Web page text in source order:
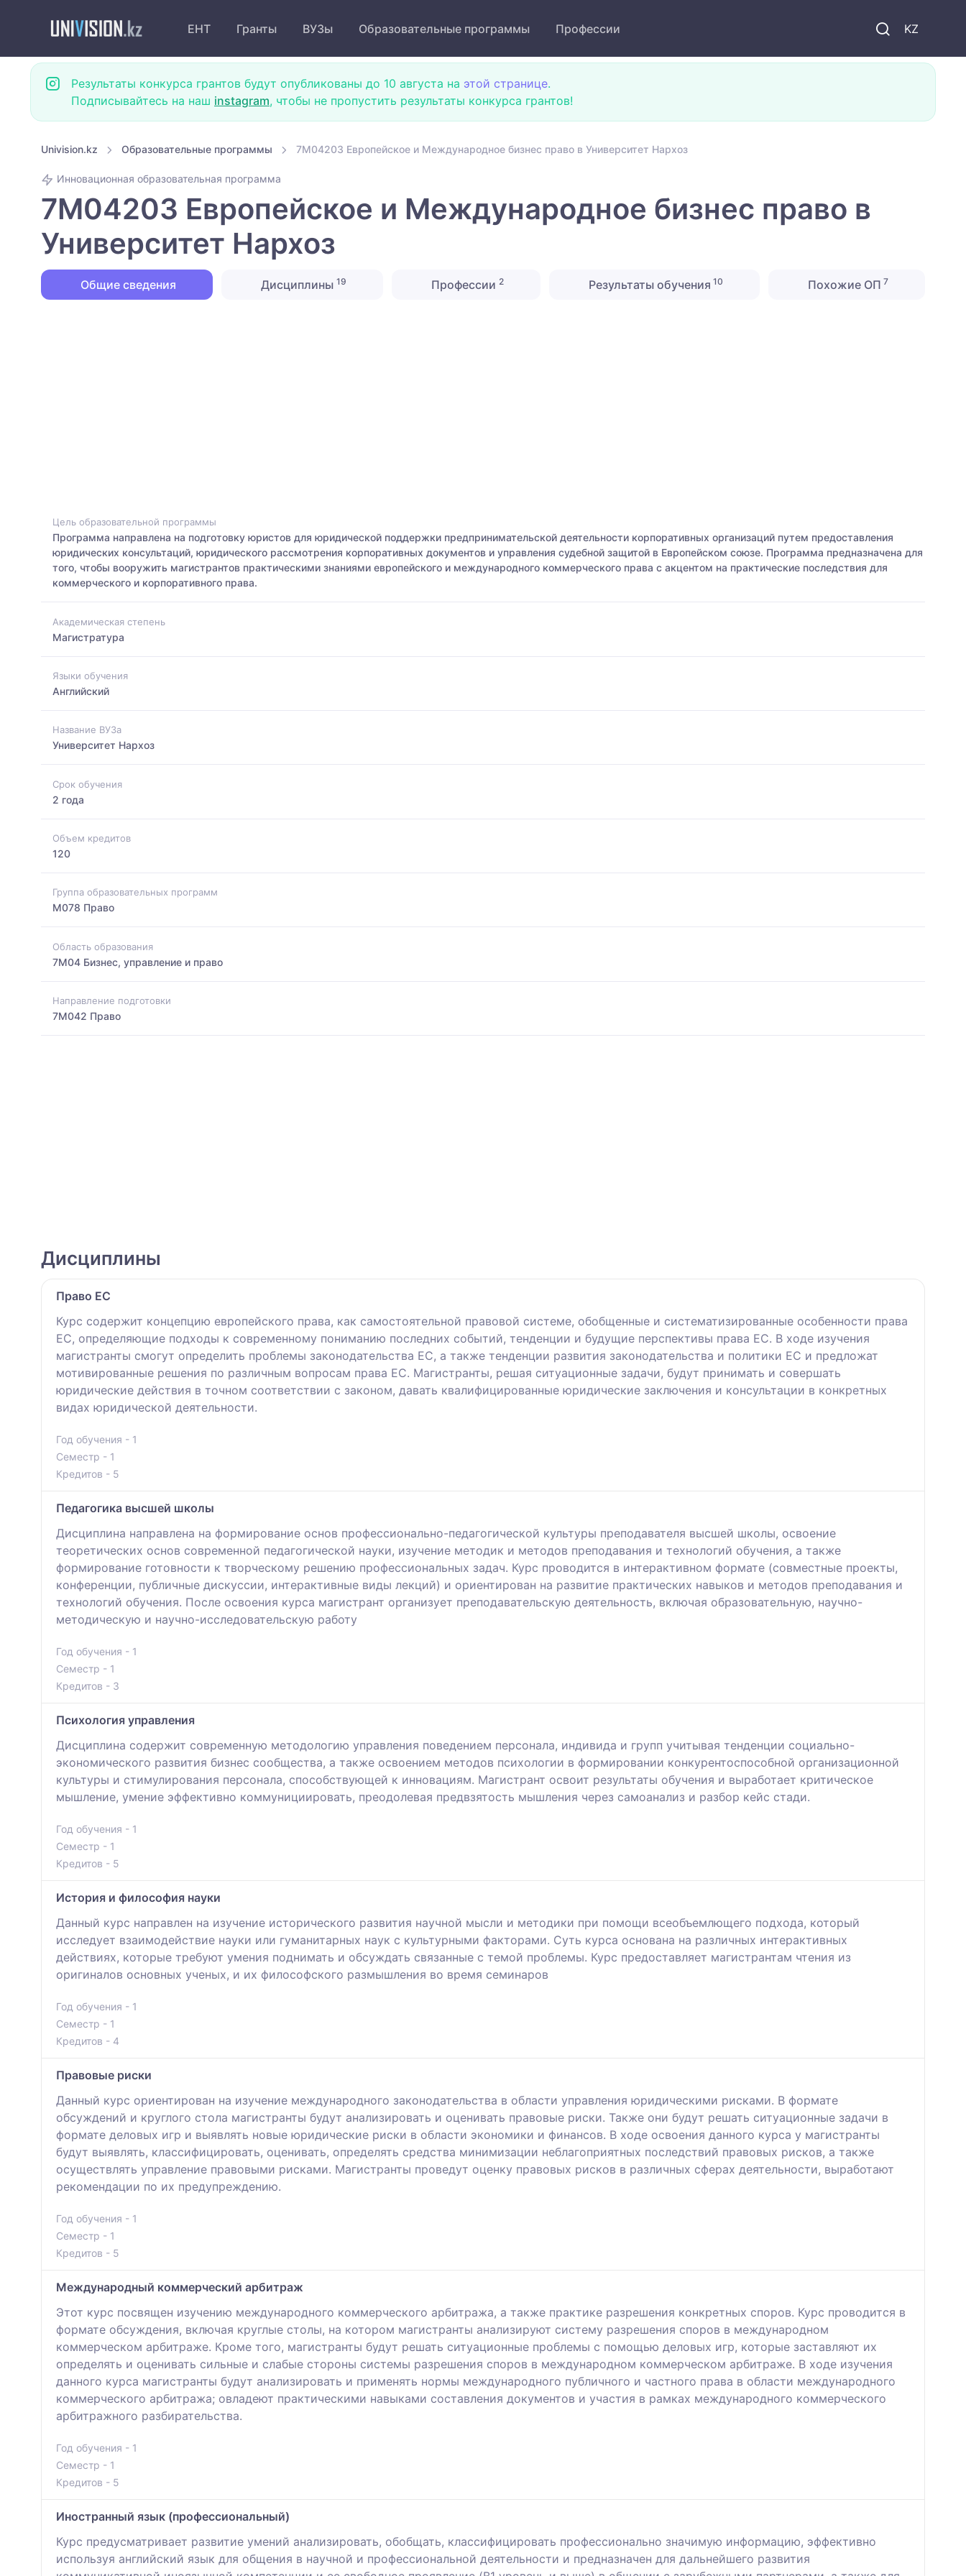
KZ
ЕНТ Гранты ВУЗы Образовательные программы Профессии
Результаты конкурса грантов будут опубликованы до 10 августа на этой странице.
Подписывайтесь на наш instagram, чтобы не пропустить результаты конкурса грантов!
Univision.kz Образовательные программы 7M04203 Европейское и Международное бизнес право в Университет Нархоз
Инновационная образовательная программа
7M04203 Европейское и Международное бизнес право в
Университет Нархоз
Общие сведения Дисциплины 19 Профессии 2 Результаты обучения 10 Похожие ОП 7
Цель образовательной программы
Программа направлена на подготовку юристов для юридической поддержки предпринимательской деятельности корпоративных организаций путем предоставления
юридических консультаций, юридического рассмотрения корпоративных документов и управления судебной защитой в Европейском союзе. Программа предназначена для
того, чтобы вооружить магистрантов практическими знаниями европейского и международного коммерческого права с акцентом на практические последствия для
коммерческого и корпоративного права.
Академическая степень
Магистратура
Языки обучения
Английский
Название ВУЗа
Университет Нархоз
Срок обучения
2 года
Объем кредитов
120
Группа образовательных программ
M078 Право
Область образования
7M04 Бизнес, управление и право
Направление подготовки
7M042 Право
Дисциплины
Право ЕС
Курс содержит концепцию европейского права, как самостоятельной правовой системе, обобщенные и систематизированные особенности права
ЕС, определяющие подходы к современному пониманию последних событий, тенденции и будущие перспективы права ЕС. В ходе изучения
магистранты смогут определить проблемы законодательства ЕС, а также тенденции развития законодательства и политики ЕС и предложат
мотивированные решения по различным вопросам права ЕС. Магистранты, решая ситуационные задачи, будут принимать и совершать
юридические действия в точном соответствии с законом, давать квалифицированные юридические заключения и консультации в конкретных
видах юридической деятельности.
Год обучения - 1
Семестр - 1
Кредитов - 5
Педагогика высшей школы
Дисциплина направлена на формирование основ профессионально-педагогической культуры преподавателя высшей школы, освоение
теоретических основ современной педагогической науки, изучение методик и методов преподавания и технологий обучения, а также
формирование готовности к творческому решению профессиональных задач. Курс проводится в интерактивном формате (совместные проекты,
конференции, публичные дискуссии, интерактивные виды лекций) и ориентирован на развитие практических навыков и методов преподавания и
технологий обучения. После освоения курса магистрант организует преподавательскую деятельность, включая образовательную, научно-
методическую и научно-исследовательскую работу
Год обучения - 1
Семестр - 1
Кредитов - 3
Психология управления
Дисциплина содержит современную методологию управления поведением персонала, индивида и групп учитывая тенденции социально-
экономического развития бизнес сообщества, а также освоением методов психологии в формировании конкурентоспособной организационной
культуры и стимулирования персонала, способствующей к инновациям. Магистрант освоит результаты обучения и выработает критическое
мышление, умение эффективно коммунициировать, преодолевая предвзятость мышления через самоанализ и разбор кейс стади.
Год обучения - 1
Семестр - 1
Кредитов - 5
История и философия науки
Данный курс направлен на изучение исторического развития научной мысли и методики при помощи всеобъемлющего подхода, который
исследует взаимодействие науки или гуманитарных наук с культурными факторами. Суть курса основана на различных интерактивных
действиях, которые требуют умения поднимать и обсуждать связанные с темой проблемы. Курс предоставляет магистрантам чтения из
оригиналов основных ученых, и их философского размышления во время семинаров
Год обучения - 1
Семестр - 1
Кредитов - 4
Правовые риски
Данный курс ориентирован на изучение международного законодательства в области управления юридическими рисками. В формате
обсуждений и круглого стола магистранты будут анализировать и оценивать правовые риски. Также они будут решать ситуационные задачи в
формате деловых игр и выявлять новые юридические риски в области экономики и финансов. В ходе освоения данного курса у магистранты
будут выявлять, классифицировать, оценивать, определять средства минимизации неблагоприятных последствий правовых рисков, а также
осуществлять управление правовыми рисками. Магистранты проведут оценку правовых рисков в различных сферах деятельности, выработают
рекомендации по их предупреждению.
Год обучения - 1
Семестр - 1
Кредитов - 5
Международный коммерческий арбитраж
Этот курс посвящен изучению международного коммерческого арбитража, а также практике разрешения конкретных споров. Курс проводится в
формате обсуждения, включая круглые столы, на котором магистранты анализируют систему разрешения споров в международном
коммерческом арбитраже. Кроме того, магистранты будут решать ситуационные проблемы с помощью деловых игр, которые заставляют их
определять и оценивать сильные и слабые стороны системы разрешения споров в международном коммерческом арбитраже. В ходе изучения
данного курса магистранты будут анализировать и применять нормы международного публичного и частного права в области международного
коммерческого арбитража; овладеют практическими навыками составления документов и участия в рамках международного коммерческого
арбитражного разбирательства.
Год обучения - 1
Семестр - 1
Кредитов - 5
Иностранный язык (профессиональный)
Курс предусматривает развитие умений анализировать, обобщать, классифицировать профессионально значимую информацию, эффективно
используя английский язык для общения в научной и профессиональной деятельности и предназначен для дальнейшего развития